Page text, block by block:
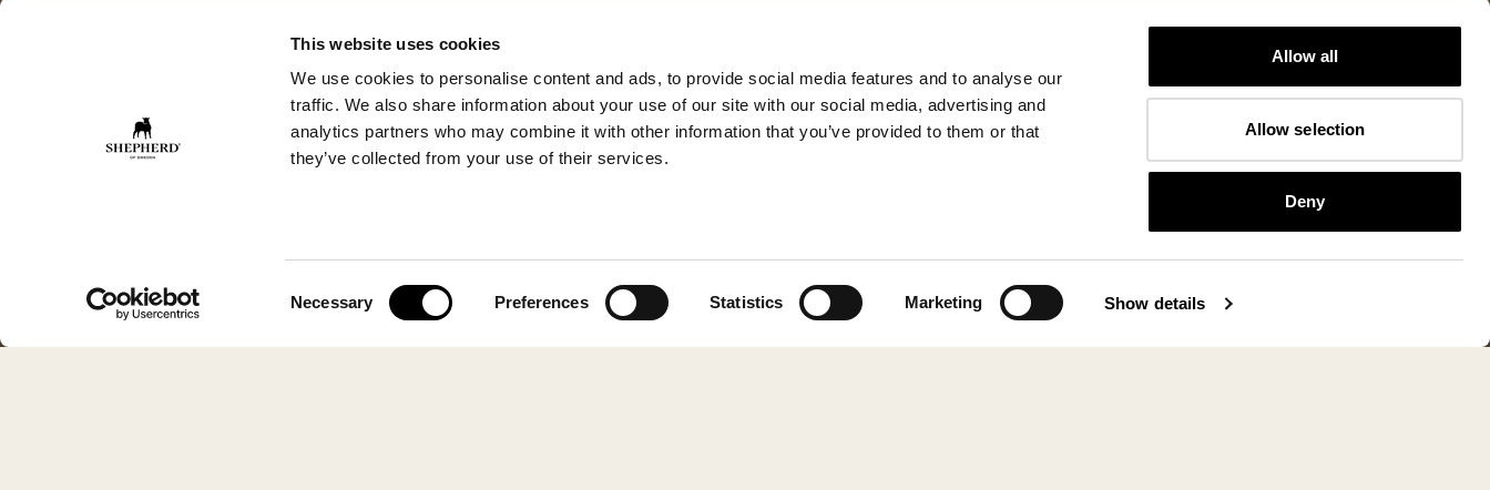
This website uses cookies
We use cookies to personalise content and ads, to provide social media features and to analyse our
traffic. We also share information about your use of our site with our social media, advertising and
analytics partners who may combine it with other information that you’ve provided to them or that
they’ve collected from your use of their services.
Necessary Preferences Statistics Marketing Show details
Allow all
Allow selection
Deny
© 2026 Shepherd of Sweden